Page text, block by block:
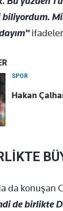
biliyordum.
SPOR
Hakan
da konuşan
de birlikte